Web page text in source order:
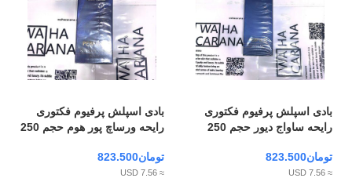
بادی اسپلش پرفیوم فکتوری
رایحه ساواج دیور حجم 250
تومان823.500
≈ 7.56 USD
بادی اسپلش پرفیوم فکتوری
رایحه ورساچ پور هوم حجم 250
تومان823.500
≈ 7.56 USD